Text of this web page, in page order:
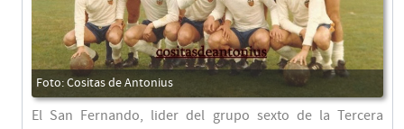
El San Fernando, lider del grupo sexto de la Tercera